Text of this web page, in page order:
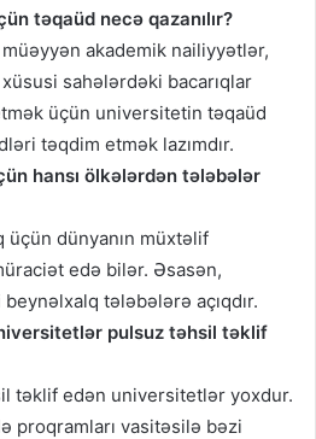
təqaüd necə qazanılır?
akademik nailiyyətlər,
sahələrdəki bacarıqlar
üçün universitetin təqaüd
təqdim etmək lazımdır.
hansı ölkələrdən tələbələr
üçün dünyanın müxtəlif
edə bilər. Əsasən,
tələbələrə açıqdır.
pulsuz təhsil təklif
təklif edən universitetlər yoxdur.
proqramları vasitəsilə bəzi